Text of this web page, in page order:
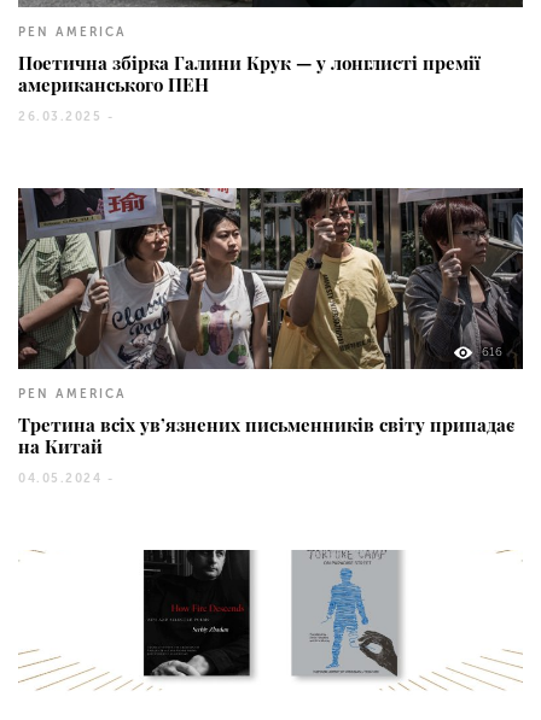
PEN AMERICA
Поетична збірка Галини Крук — у лонглисті премії
американського ПЕН
26.03.2025 -
616
PEN AMERICA
Третина всіх ув’язнених письменників світу припадає
на Китай
04.05.2024 -